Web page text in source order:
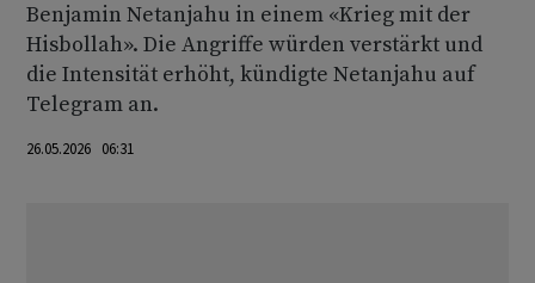
Benjamin Netanjahu in einem «Krieg mit der
Hisbollah». Die Angriffe würden verstärkt und
die Intensität erhöht, kündigte Netanjahu auf
Telegram an.
26.05.2026 06:31